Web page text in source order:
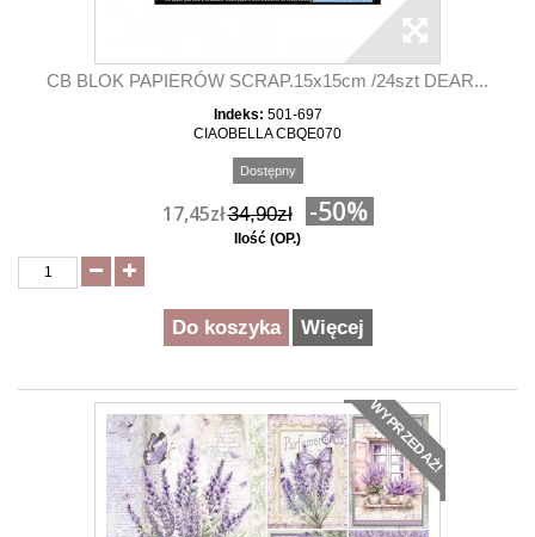
CB BLOK PAPIERÓW SCRAP.15x15cm /24szt DEAR...
Indeks: 501-697
CIAOBELLA CBQE070
Dostępny
17,45zł34,90zł -50%
Ilość (OP.)
Do koszyka Więcej
WYPRZEDAŻ!